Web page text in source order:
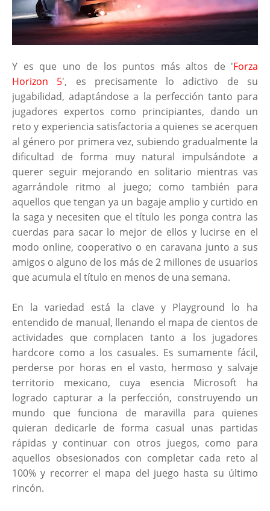
Y es que uno de los puntos más altos de 'Forza
Horizon 5', es precisamente lo adictivo de su
jugabilidad, adaptándose a la perfección tanto para
jugadores expertos como principiantes, dando un
reto y experiencia satisfactoria a quienes se acerquen
al género por primera vez, subiendo gradualmente la
dificultad de forma muy natural impulsándote a
querer seguir mejorando en solitario mientras vas
agarrándole ritmo al juego; como también para
aquellos que tengan ya un bagaje amplio y curtido en
la saga y necesiten que el título les ponga contra las
cuerdas para sacar lo mejor de ellos y lucirse en el
modo online, cooperativo o en caravana junto a sus
amigos o alguno de los más de 2 millones de usuarios
que acumula el título en menos de una semana.
En la variedad está la clave y Playground lo ha
entendido de manual, llenando el mapa de cientos de
actividades que complacen tanto a los jugadores
hardcore como a los casuales. Es sumamente fácil,
perderse por horas en el vasto, hermoso y salvaje
territorio mexicano, cuya esencia Microsoft ha
logrado capturar a la perfección, construyendo un
mundo que funciona de maravilla para quienes
quieran dedicarle de forma casual unas partidas
rápidas y continuar con otros juegos, como para
aquellos obsesionados con completar cada reto al
100% y recorrer el mapa del juego hasta su último
rincón.